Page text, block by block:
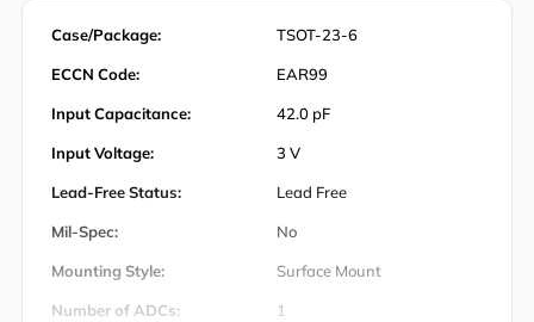
Case/Package: TSOT-23-6
ECCN Code: EAR99
Input Capacitance: 42.0 pF
Input Voltage: 3 V
Lead-Free Status: Lead Free
Mil-Spec: No
Mounting Style: Surface Mount
Number of ADCs: 1